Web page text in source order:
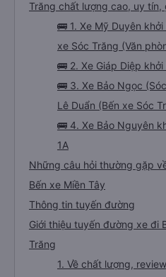
Trăng chất lượng cao, uy
🚌 1. Xe Mỹ Duyên
xe Sóc Trăng (Văn
🚌 2. Xe Giáp Diệp
🚌 3. Xe Bảo Ngọc
Lê Duẩn (Bến xe Sóc
🚌 4. Xe Bảo Nguyên
1A
Những câu hỏi thường gặp
Bến xe Miền Tây
Thông tin tuyến đường
Giới thiệu tuyến đường xe đi
Trăng
1. Về chất lượng,